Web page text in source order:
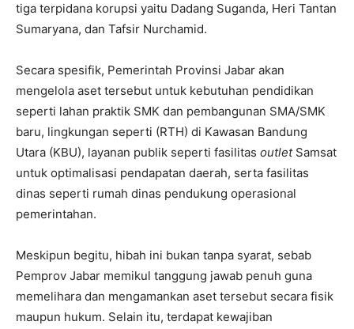
tiga terpidana korupsi yaitu Dadang Suganda, Heri Tantan
Sumaryana, dan Tafsir Nurchamid.
Secara spesifik, Pemerintah Provinsi Jabar akan
mengelola aset tersebut untuk kebutuhan pendidikan
seperti lahan praktik SMK dan pembangunan SMA/SMK
baru, lingkungan seperti (RTH) di Kawasan Bandung
Utara (KBU), layanan publik seperti fasilitas outlet Samsat
untuk optimalisasi pendapatan daerah, serta fasilitas
dinas seperti rumah dinas pendukung operasional
pemerintahan.
Meskipun begitu, hibah ini bukan tanpa syarat, sebab
Pemprov Jabar memikul tanggung jawab penuh guna
memelihara dan mengamankan aset tersebut secara fisik
maupun hukum. Selain itu, terdapat kewajiban